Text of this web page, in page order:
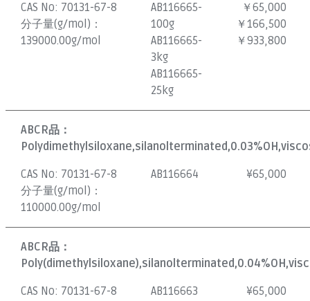
CAS No: 70131-67-8
分子量(g/mol)：
139000.00g/mol
AB116665-
100g
AB116665-
3kg
AB116665-
25kg
￥65,000
￥166,500
￥933,800
ABCR品：
CAS No: 70131-67-8
分子量(g/mol)：
110000.00g/mol
AB116664 ¥65,000
ABCR品：
CAS No: 70131-67-8 AB116663 ¥65,000